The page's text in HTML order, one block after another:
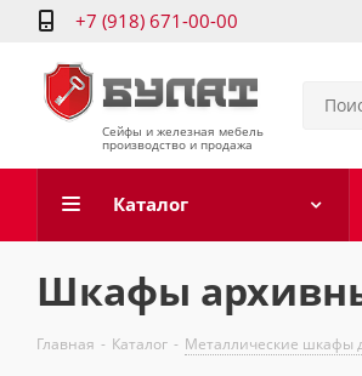
+7 (918) 671-00-00
Сейфы и железная мебель
производство и продажа
Каталог
Шкафы
Главная - Каталог - Металлические шкафы